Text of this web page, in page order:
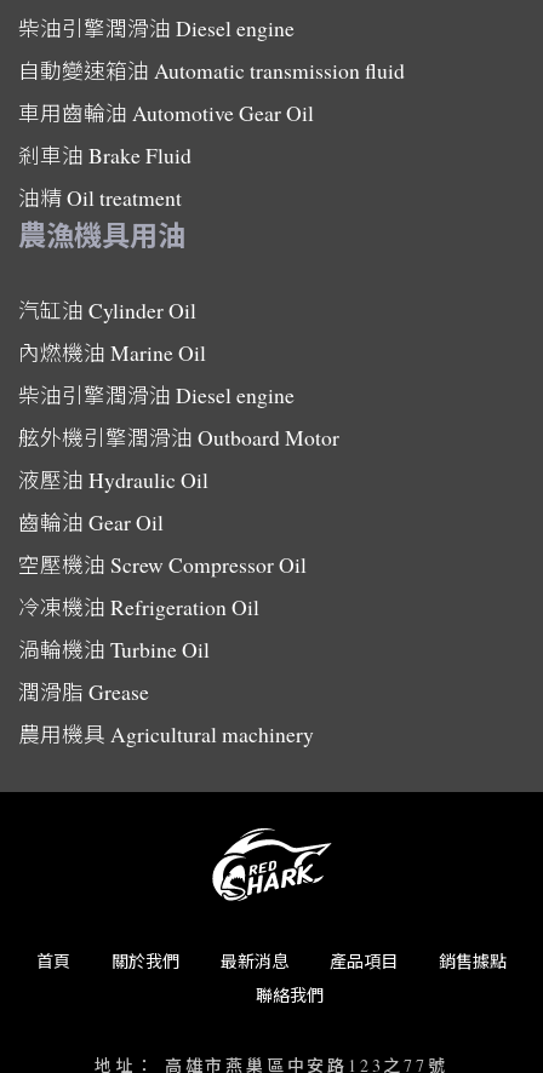
柴油引擎潤滑油 Diesel engine
自動變速箱油 Automatic transmission fluid
車用齒輪油 Automotive Gear Oil
剎車油 Brake Fluid
油精Oil treatment
農漁機具用油
汽缸油 Cylinder Oil
內燃機油 Marine Oil
柴油引擎潤滑油 Diesel engine
舷外機引擎潤滑油 Outboard Motor
液壓油 Hydraulic Oil
齒輪油 Gear Oil
空壓機油 Screw Compressor Oil
冷凍機油 Refrigeration Oil
渦輪機油 Turbine Oil
潤滑脂 Grease
農用機具 Agricultural machinery
首頁 關於我們 最新消息 產品項目
銷售據點
聯絡我們
地址： 高雄市燕巢區中安路123之77號